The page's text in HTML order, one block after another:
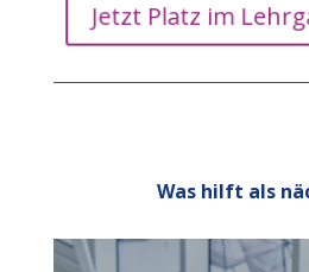
Jetzt Platz im
Was hilft als